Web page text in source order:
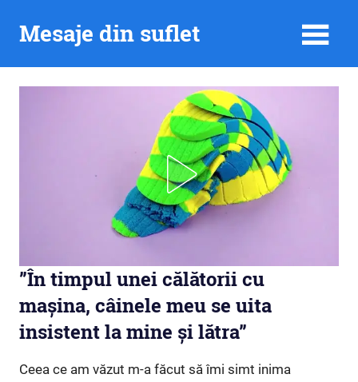
Mesaje din suflet
”În timpul unei călătorii cu
mașina, câinele meu se uita
insistent la mine și lătra”
Ceea ce am văzut m-a făcut să îmi simt inima